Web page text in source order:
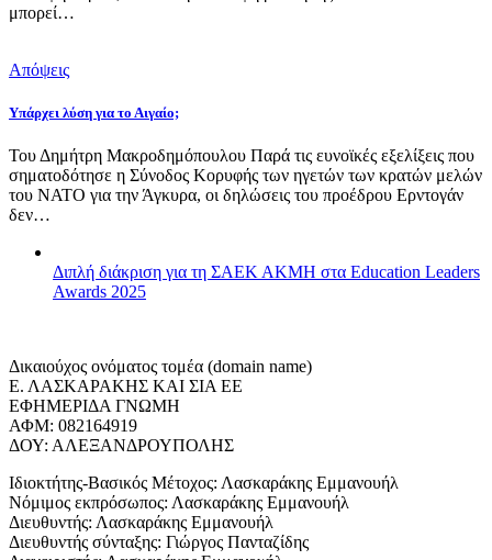
μπορεί…
Απόψεις
Υπάρχει λύση για το Αιγαίο;
Του Δημήτρη Μακροδημόπουλου Παρά τις ευνοϊκές εξελίξεις που
σηματοδότησε η Σύνοδος Κορυφής των ηγετών των κρατών μελών
του ΝΑΤΟ για την Άγκυρα, οι δηλώσεις του προέδρου Ερντογάν
δεν…
Διπλή διάκριση για τη ΣΑΕΚ ΑΚΜΗ στα Education Leaders
Awards 2025
Δικαιούχος ονόματος τομέα (domain name)
Ε. ΛΑΣΚΑΡΑΚΗΣ ΚΑΙ ΣΙΑ ΕΕ
ΕΦΗΜΕΡΙΔΑ ΓΝΩΜΗ
ΑΦΜ: 082164919
ΔΟΥ: ΑΛΕΞΑΝΔΡΟΥΠΟΛΗΣ
Ιδιοκτήτης-Βασικός Μέτοχος: Λασκαράκης Εμμανουήλ
Νόμιμος εκπρόσωπος: Λασκαράκης Εμμανουήλ
Διευθυντής: Λασκαράκης Εμμανουήλ
Διευθυντής σύνταξης: Γιώργος Πανταζίδης